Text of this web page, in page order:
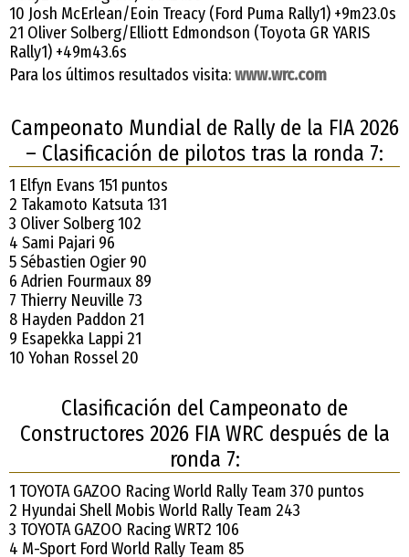
10 Josh McErlean/Eoin Treacy (Ford Puma Rally1) +9m23.0s
21 Oliver Solberg/Elliott Edmondson (Toyota GR YARIS
Rally1) +49m43.6s
Para los últimos resultados visita:www.wrc.com
Campeonato Mundial de Rally de la FIA 2026
– Clasificación de pilotos tras la ronda 7:
1 Elfyn Evans 151 puntos
2 Takamoto Katsuta 131
3 Oliver Solberg 102
4 Sami Pajari 96
5 Sébastien Ogier 90
6 Adrien Fourmaux 89
7 Thierry Neuville 73
8 Hayden Paddon 21
9 Esapekka Lappi 21
10 Yohan Rossel 20
Clasificación del Campeonato de
Constructores 2026 FIA WRC después de la
ronda 7:
1 TOYOTA GAZOO Racing World Rally Team 370 puntos
2 Hyundai Shell Mobis World Rally Team 243
3 TOYOTA GAZOO Racing WRT2 106
4 M-Sport Ford World Rally Team 85